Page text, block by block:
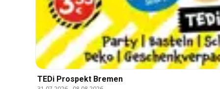
TEDi Prospekt Bremen